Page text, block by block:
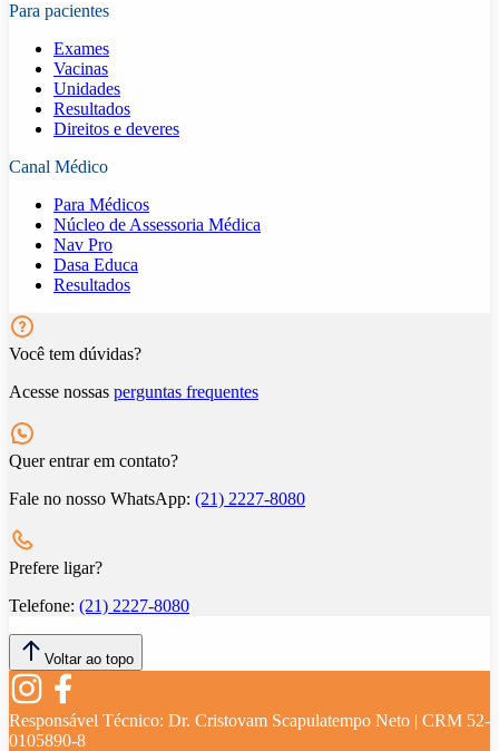
Para pacientes
Exames
Vacinas
Unidades
Resultados
Direitos e deveres
Canal Médico
Para Médicos
Núcleo de Assessoria Médica
Nav Pro
Dasa Educa
Resultados
Você tem dúvidas?
Acesse nossas perguntas frequentes
Quer entrar em contato?
Fale no nosso WhatsApp: (21) 2227-8080
Prefere ligar?
Telefone: (21) 2227-8080
Voltar ao topo
Responsável Técnico: Dr. Cristovam Scapulatempo Neto | CRM 52-
0105890-8